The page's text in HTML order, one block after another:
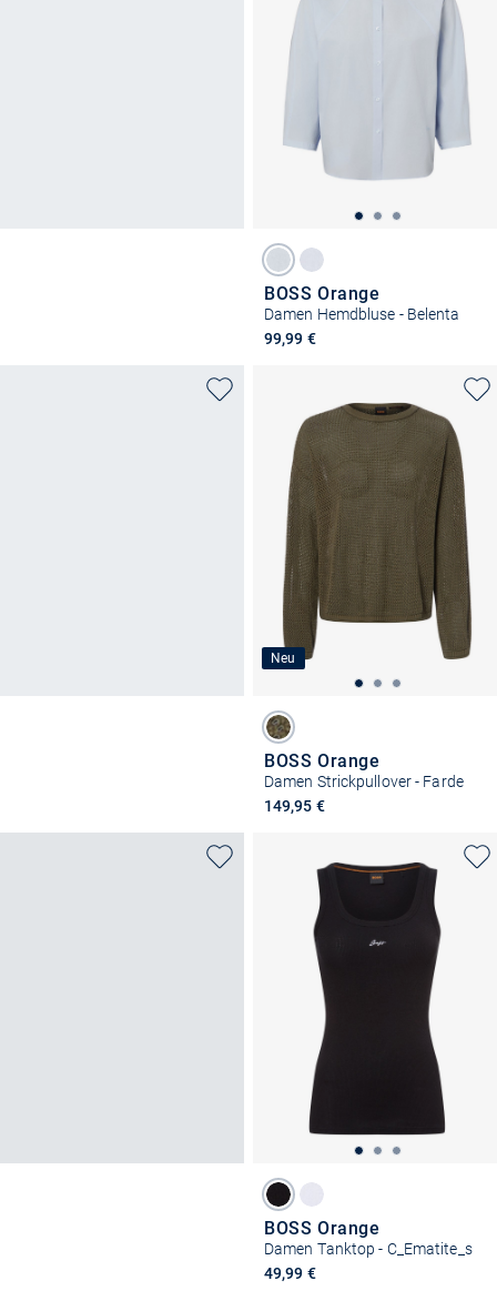
BOSS Orange
Damen Hemdbluse - Belenta
99,99 €
Neu
BOSS Orange
Damen Strickpullover - Farde
149,95 €
BOSS Orange
Damen Tanktop - C_Ematite_s
49,99 €